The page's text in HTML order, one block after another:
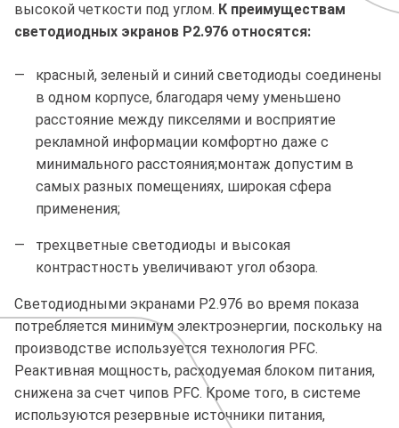
высокой четкости под углом. К преимуществам
светодиодных экранов P2.976 относятся:
красный, зеленый и синий светодиоды соединены
в одном корпусе, благодаря чему уменьшено
расстояние между пикселями и восприятие
рекламной информации комфортно даже с
минимального расстояния;монтаж допустим в
самых разных помещениях, широкая сфера
применения;
трехцветные светодиоды и высокая
контрастность увеличивают угол обзора.
Светодиодными экранами P2.976 во время показа
потребляется минимум электроэнергии, поскольку на
производстве используется технология PFC.
Реактивная мощность, расходуемая блоком питания,
снижена за счет чипов PFC. Кроме того, в системе
используются резервные источники питания,